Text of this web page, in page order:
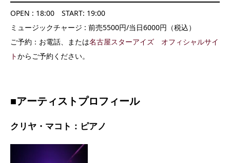
OPEN : 18:00 START: 19:00
ミュージックチャージ : 前売5500円/当日6000円（税込）
ご予約：お電話、または名古屋スターアイズ オフィシャルサイ
トからご予約ください。
■アーティストプロフィール
クリヤ・マコト：ピアノ